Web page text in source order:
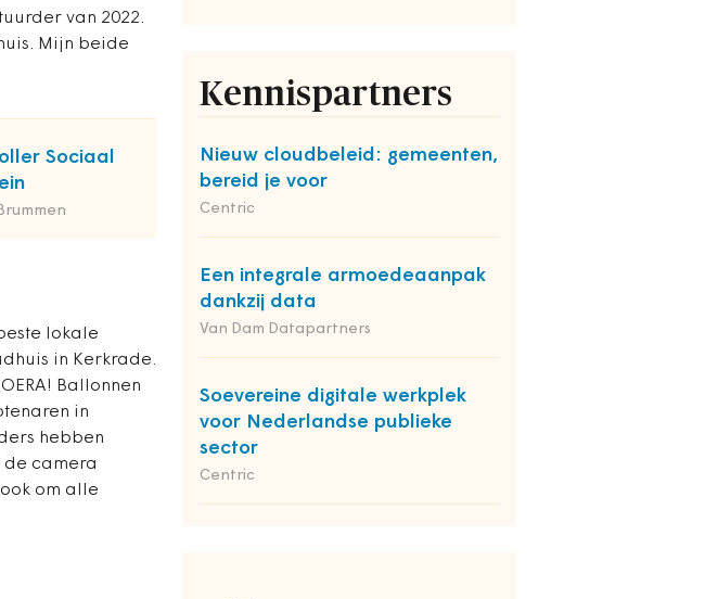
van 2022.
Mijn beide
Sociaal
lokale
in Kerkrade.
Ballonnen
in
hebben
de camera
om alle
Kennispartners
Nieuw cloudbeleid: gemeenten,
bereid je voor
Centric
Een integrale armoedeaanpak
dankzij data
Van Dam Datapartners
Soevereine digitale werkplek
voor Nederlandse publieke
sector
Centric